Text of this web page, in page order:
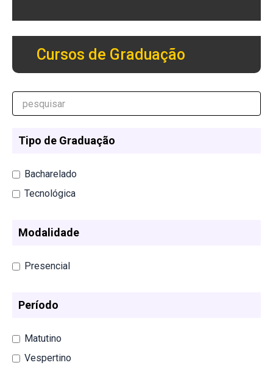
Cursos de Graduação
Tipo de Graduação
Bacharelado
Tecnológica
Modalidade
Presencial
Período
Matutino
Vespertino